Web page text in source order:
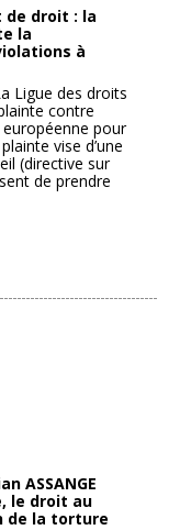
de droit : la
la
à
Ligue des droits
contre
européenne pour
vise d’une
(directive sur
de prendre
ASSANGE
le droit au
de la torture